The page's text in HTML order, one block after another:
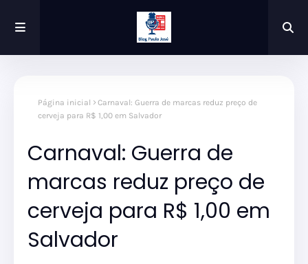
Página inicial
Carnaval: Guerra de marcas reduz preço de
cerveja para R$ 1,00 em Salvador
Carnaval: Guerra de
marcas reduz preço de
cerveja para R$ 1,00 em
Salvador